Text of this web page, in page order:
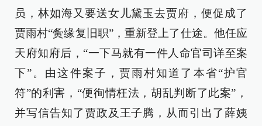
员，林如海又要送女儿黛玉去贾府，便促成了
贾雨村“夤缘复旧职”，重新登上了仕途。他任应
天府知府后，“一下马就有一件人命官司详至案
下”。由这件案子，贾雨村知道了本省“护官
符”的利害，“便徇情枉法，胡乱判断了此案”，
并写信告知了贾政及王子腾，从而引出了薛姨